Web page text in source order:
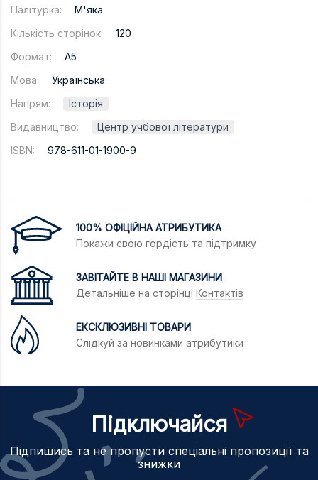
Палітурка:
М'яка
Кількість сторінок:
120
Формат:
A5
Мова:
Українська
Напрям:
Історія
Видавництво:
Центр учбової літератури
ISBN:
978-611-01-1900-9
100% ОФІЦІЙНА АТРИБУТИКА
Покажи свою гордість та підтримку
ЗАВІТАЙТЕ В НАШІ МАГАЗИНИ
Детальніше на сторінці Контактів
ЕКСКЛЮЗИВНІ ТОВАРИ
Слідкуй за новинками атрибутики
Підключайся
Підпишись та не пропусти спеціальні пропозиції та
знижки